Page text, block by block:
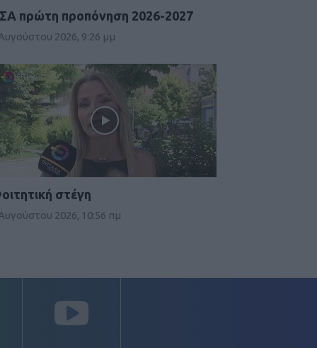
πρώτη προπόνηση 2026-2027
2026, 9:26 μμ
στέγη
2026, 10:56 πμ